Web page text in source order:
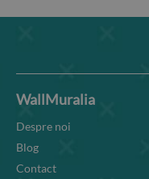
WallMuralia
Despre noi
Blog
Contact